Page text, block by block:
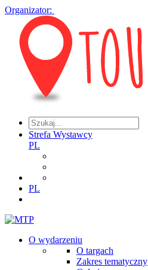
Organizator:
Strefa Wystawcy
PL
PL
O wydarzeniu
O targach
Zakres tematyczny